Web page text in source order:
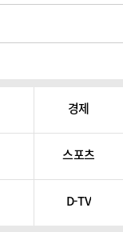
경제
스포츠
D-TV